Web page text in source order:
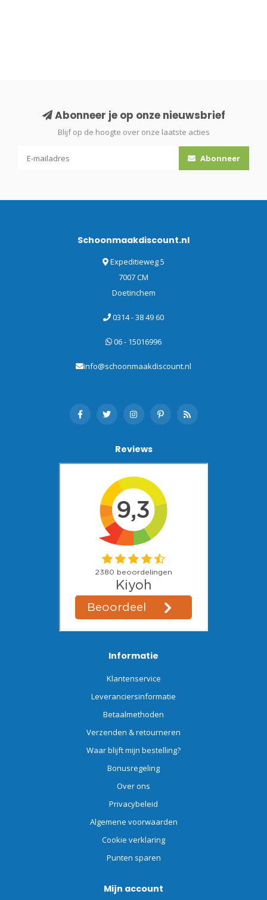
Abonneer je op onze nieuwsbrief
Blijf op de hoogte over onze laatste acties
Abonneer
Schoonmaakdiscount.nl
Expeditieweg 5
7007 CM
Doetinchem
0314 - 38 49 60
06 - 15016996
info@schoonmaakdiscount.nl
Reviews
Informatie
Klantenservice
Leveranciersinformatie
Betaalmethoden
Verzenden & retourneren
Waar blijft mijn bestelling?
Bonusregeling
Over ons
Privacybeleid
Algemene voorwaarden
Cookie verklaring
Punten sparen
Mijn account